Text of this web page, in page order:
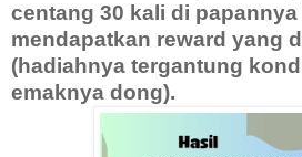
centang 30 kali di papannya
mendapatkan reward yang
(hadiahnya tergantung
emaknya dong).